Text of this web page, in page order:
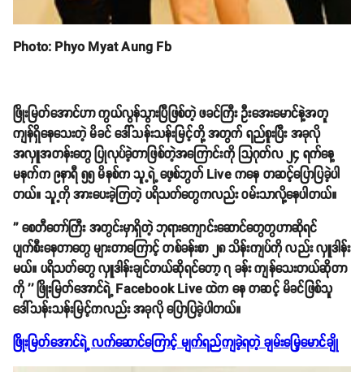
Photo: Phyo Myat Aung Fb
ဖြိုးမြတ်အောင်ဟာ ကွယ်လွန်သွားပြီဖြစ်တဲ့ ဖခင်ကြီး ဦးအေးမောင်နဲ့အတူ
ကျန်ရှိနေသေးတဲ့ မိခင် ဒေါ်သန်းသန်းမြင့်တို့ အတွက် ရည်စူးပြီး အခုလို
အလှူအတန်းတွေ ပြုလုပ်ခဲ့တာဖြစ်တဲ့အကြောင်းကို သြဂုတ်လ ၂၄ ရက်နေ့
မနက်က ၉နာရီ ၅၅ မိနစ်က သူ့ရဲ့ ဖေ့စ်ဘွတ် Live ကနေ တဆင့်ပြောပြခဲ့ပါ
တယ်။ သူ့ကို အားပေးခဲ့ကြတဲ့ ပရိသတ်တွေကလည်း ဝမ်းသာလို့နေပါတယ်။
'' စေတီတော်ကြီး အတွင်းမှာရှိတဲ့ ဘုရားကျောင်းဆောင်တွေတွဟာဆိုရင်
ပျက်စီးနေတာတွေ များတာကြောင့် တစ်ခန်းစာ ၂၈ သိန်းကျပ်ကို လည်း လှူဒါန်း
မယ်။ ပရိသတ်တွေ လှူဒါန်းချင်တယ်ဆိုရင်တော့ ၇ ခန်း ကျန်သေးတယ်ဆိုတာ
ကို '' ဖြိုးမြတ်အောင်ရဲ့ Facebook Live ထဲက နေ တဆင့် မိခင်ဖြစ်သူ
ဒေါ်သန်းသန်းမြင့်ကလည်း အခုလို ပြောပြခဲ့ပါတယ်။
ဖြိုးမြတ်အောင်ရဲ့ လက်ဆောင်ကြောင့် မျက်ရည်ကျခဲ့ရတဲ့ ချမ်းမြေ့မောင်ချို